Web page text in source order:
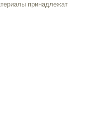
принадлежат